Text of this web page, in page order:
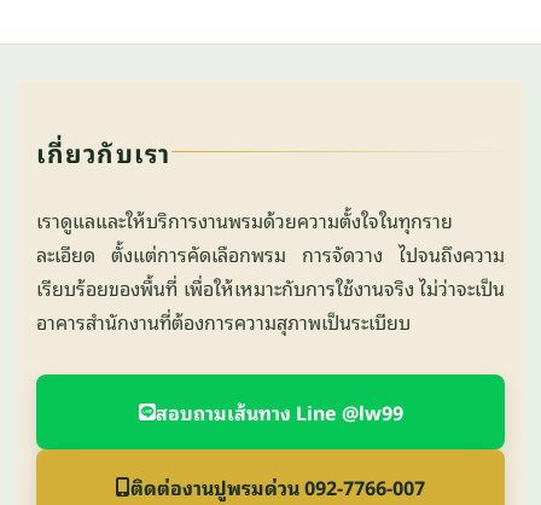
เกี่ยวกับเรา
เราดูแลและให้บริการงานพรมด้วยความตั้งใจในทุกราย
ละเอียด ตั้งแต่การคัดเลือกพรม การจัดวาง ไปจนถึงความ
เรียบร้อยของพื้นที่ เพื่อให้เหมาะกับการใช้งานจริง ไม่ว่าจะเป็น
อาคารสำนักงานที่ต้องการความสุภาพเป็นระเบียบ
สอบถามเส้นทาง Line @lw99
ติดต่องานปูพรมด่วน 092-7766-007